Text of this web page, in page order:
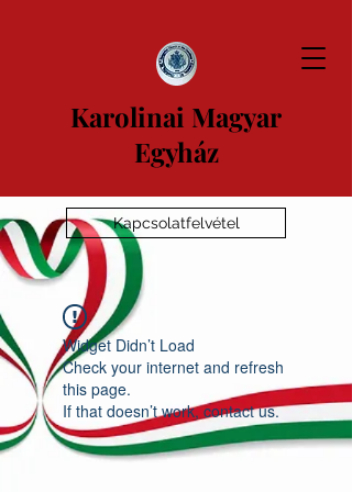
Karolinai Magyar
Egyház
Kapcsolatfelvétel
Widget Didn’t Load
Check your internet and refresh
this page.
If that doesn’t work, contact us.